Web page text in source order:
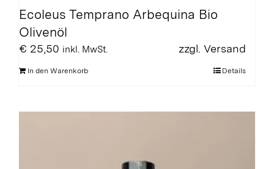
Ecoleus Temprano Arbequina Bio
Olivenöl
€ 25,50 inkl. MwSt. zzgl. Versand
In den Warenkorb Details